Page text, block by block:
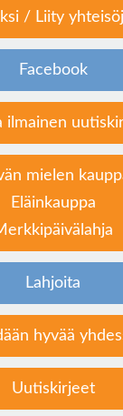
/ Liity
Facebook
ilmainen
mielen
Eläinkauppa
Lahjoita
hyvää
Uutiskirjeet